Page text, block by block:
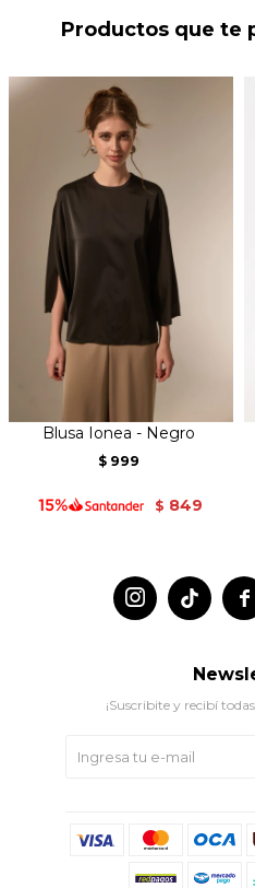
Productos que te
Blusa Ionea - Negro
$ 999
$ 849


¡Suscribite y recibí